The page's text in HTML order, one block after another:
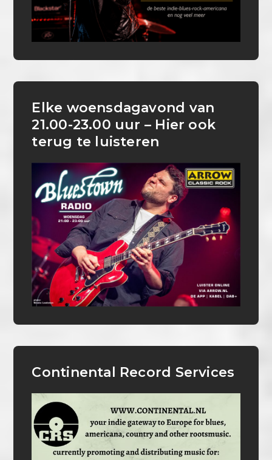
Elke woensdagavond van
21.00-23.00 uur – Hier ook
terug te luisteren
Continental Record Services